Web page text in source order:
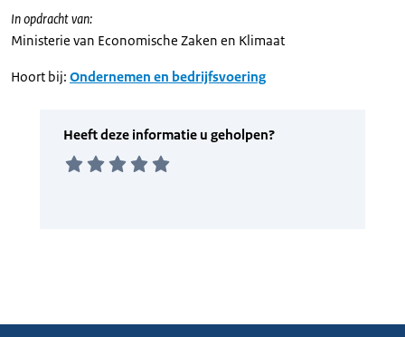
In opdracht van:
Ministerie van Economische Zaken en Klimaat
Hoort bij: Ondernemen en bedrijfsvoering